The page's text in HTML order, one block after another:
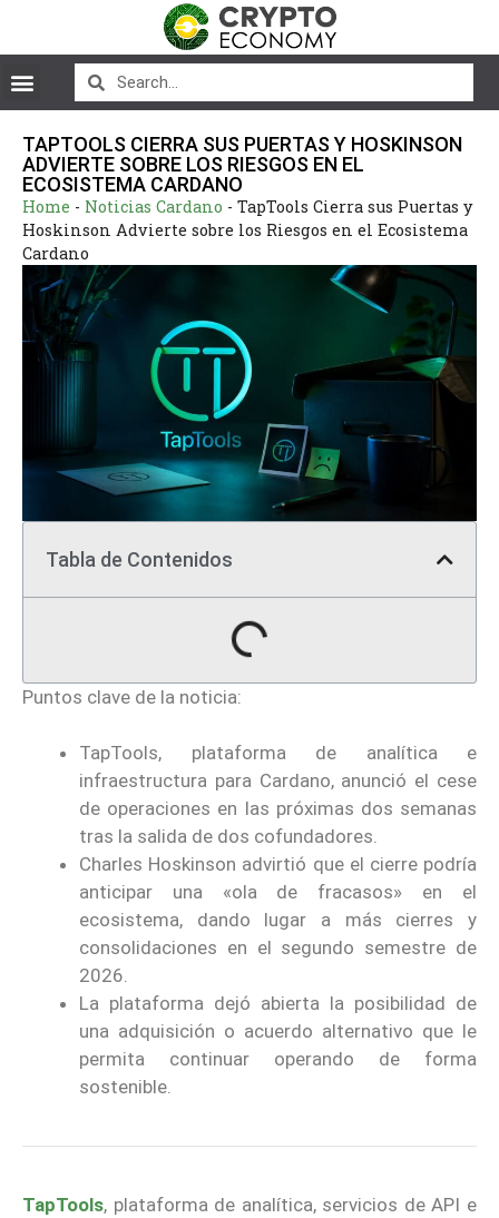
TAPTOOLS CIERRA SUS PUERTAS Y HOSKINSON
ADVIERTE SOBRE LOS RIESGOS EN EL
ECOSISTEMA CARDANO
Home - Noticias Cardano - TapTools Cierra sus Puertas y
Hoskinson Advierte sobre los Riesgos en el Ecosistema
Cardano
Tabla de Contenidos
Puntos clave de la noticia:
TapTools, plataforma de analítica e
infraestructura para Cardano, anunció el cese
de operaciones en las próximas dos semanas
tras la salida de dos cofundadores.
Charles Hoskinson advirtió que el cierre podría
anticipar una «ola de fracasos» en el
ecosistema, dando lugar a más cierres y
consolidaciones en el segundo semestre de
2026.
La plataforma dejó abierta la posibilidad de
una adquisición o acuerdo alternativo que le
permita continuar operando de forma
sostenible.
TapTools, plataforma de analítica, servicios de API e